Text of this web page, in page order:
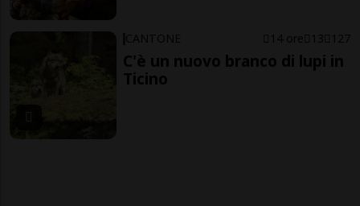
CANTONE 14 ore 13 127
C'è un nuovo branco di lupi in
Ticino